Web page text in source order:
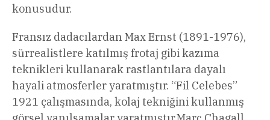
konusudur.
Fransız dadacılardan Max Ernst (1891-1976),
sürrealistlere katılmış frotaj gibi kazıma
teknikleri kullanarak rastlantılara dayalı
hayali atmosferler yaratmıştır. “Fil Celebes”
1921 çalışmasında, kolaj tekniğini kullanmış